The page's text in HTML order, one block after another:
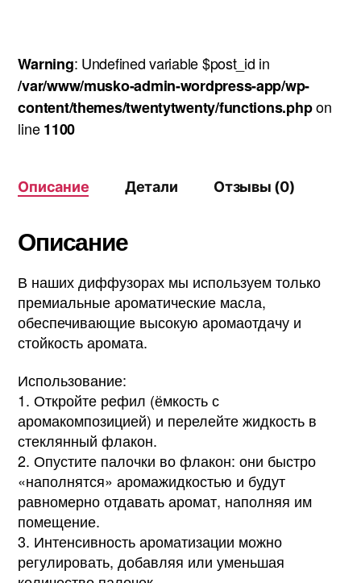
Warning: Undefined variable $post_id in
/var/www/musko-admin-wordpress-app/wp-
content/themes/twentytwenty/functions.phpon
line1100
Описание Детали Отзывы (0)
Описание
В наших диффузорах мы используем только
премиальные ароматические масла,
обеспечивающие высокую аромаотдачу и
стойкость аромата.
Использование:
1. Откройте рефил (ёмкость с
аромакомпозицией) и перелейте жидкость в
стеклянный флакон.
2. Опустите палочки во флакон: они быстро
«наполнятся» аромажидкостью и будут
равномерно отдавать аромат, наполняя им
помещение.
3. Интенсивность ароматизации можно
регулировать, добавляя или уменьшая